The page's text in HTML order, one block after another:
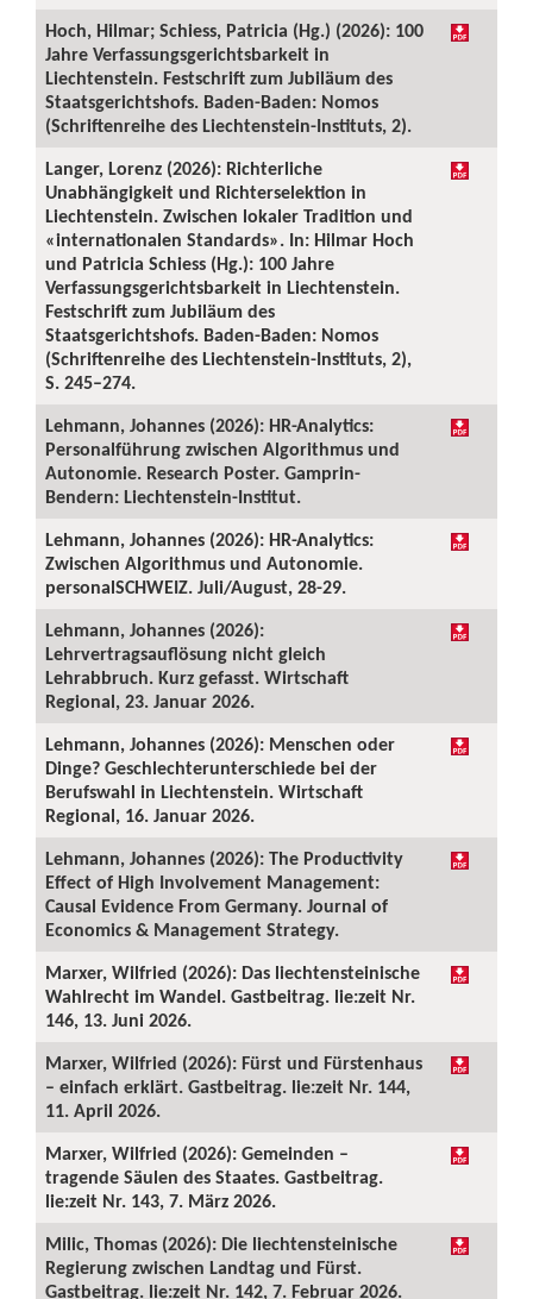
Hoch, Hilmar; Schiess, Patricia (Hg.) (2026): 100
Jahre Verfassungsgerichtsbarkeit in
Liechtenstein. Festschrift zum Jubiläum des
Staatsgerichtshofs. Baden-Baden: Nomos
(Schriftenreihe des Liechtenstein-Instituts, 2).
Langer, Lorenz (2026): Richterliche
Unabhängigkeit und Richterselektion in
Liechtenstein. Zwischen lokaler Tradition und
«internationalen Standards». In: Hilmar Hoch
und Patricia Schiess (Hg.): 100 Jahre
Verfassungsgerichtsbarkeit in Liechtenstein.
Festschrift zum Jubiläum des
Staatsgerichtshofs. Baden-Baden: Nomos
(Schriftenreihe des Liechtenstein-Instituts, 2),
S. 245–274.
Lehmann, Johannes (2026): HR-Analytics:
Personalführung zwischen Algorithmus und
Autonomie. Research Poster. Gamprin-
Bendern: Liechtenstein-Institut.
Lehmann, Johannes (2026): HR-Analytics:
Zwischen Algorithmus und Autonomie.
personalSCHWEIZ. Juli/August, 28-29.
Lehmann, Johannes (2026):
Lehrvertragsauflösung nicht gleich
Lehrabbruch. Kurz gefasst. Wirtschaft
Regional, 23. Januar 2026.
Lehmann, Johannes (2026): Menschen oder
Dinge? Geschlechterunterschiede bei der
Berufswahl in Liechtenstein. Wirtschaft
Regional, 16. Januar 2026.
Lehmann, Johannes (2026): The Productivity
Effect of High Involvement Management:
Causal Evidence From Germany. Journal of
Economics & Management Strategy.
Marxer, Wilfried (2026): Das liechtensteinische
Wahlrecht im Wandel. Gastbeitrag. lie:zeit Nr.
146, 13. Juni 2026.
Marxer, Wilfried (2026): Fürst und Fürstenhaus
– einfach erklärt. Gastbeitrag. lie:zeit Nr. 144,
11. April 2026.
Marxer, Wilfried (2026): Gemeinden –
tragende Säulen des Staates. Gastbeitrag.
lie:zeit Nr. 143, 7. März 2026.
Milic, Thomas (2026): Die liechtensteinische
Regierung zwischen Landtag und Fürst.
Gastbeitrag. lie:zeit Nr. 142, 7. Februar 2026.